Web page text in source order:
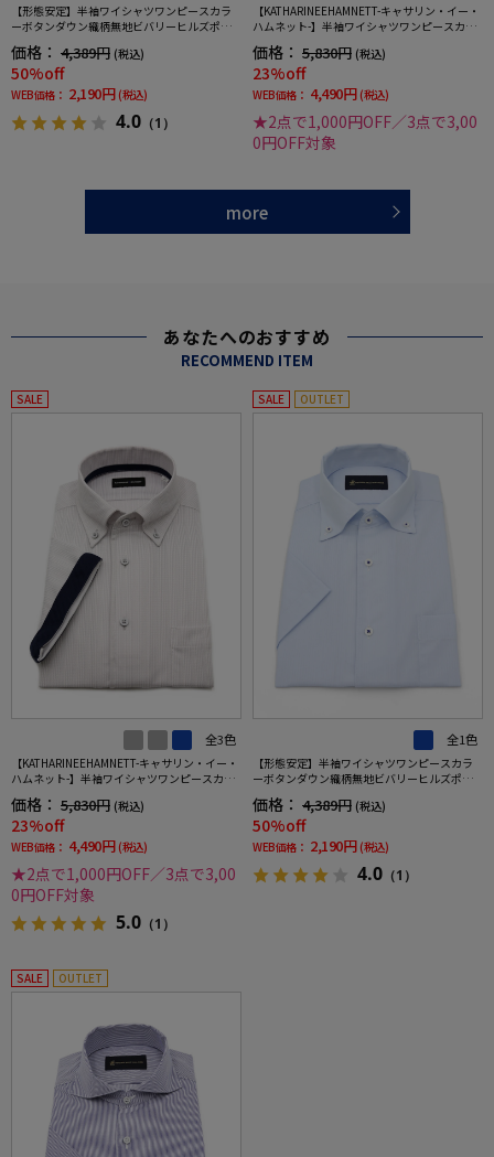
【形態安定】半袖ワイシャツワンピースカラ
ーボタンダウン織柄無地ビバリーヒルズポロ
価格： 4,389円 (税込)
50%off
WEB価格： 2,190円 (税込)
4.0 （1）
【KATHARINEEHAMNETT-キャサリン・イー・
ハムネット-】半袖ワイシャツワンピースカラ
ボン通年
価格： 5,830円 (税込)
23%off
WEB価格： 4,490円 (税込)
★2点で1,000円OFF／3点で3,00
0円OFF対象
more
あなたへのおすすめ
RECOMMEND ITEM
SALE
全3色
【KATHARINEEHAMNETT-キャサリン・イー・
ハムネット-】半袖ワイシャツワンピースカラ
ック通年
価格： 5,830円 (税込)
23%off
WEB価格： 4,490円 (税込)
★2点で1,000円OFF／3点で3,00
0円OFF対象
5.0 （1）
SALE OUTLET
全1色
【形態安定】半袖ワイシャツワンピースカラ
ーボタンダウン織柄無地ビバリーヒルズポロ
価格： 4,389円 (税込)
50%off
WEB価格： 2,190円 (税込)
4.0 （1）
SALE OUTLET